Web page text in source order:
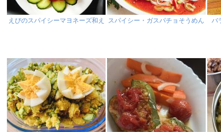
えびのスパイシーマヨネーズ和え スパイシー・ガスパチョそうめん バ